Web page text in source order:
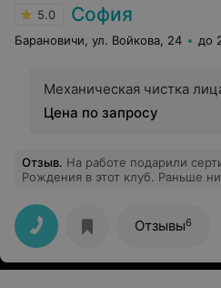
5.0 София
Барановичи, ул. Войкова, 24 до
Механическая чистка
Цена по запросу
Отзыв. На работе подарили
Рождения в этот клуб. Раньше
спа-процедуры, массаж и даже
думала, что там только
Отдохнула душой и телом! За
в "Софию"
Отзывы6